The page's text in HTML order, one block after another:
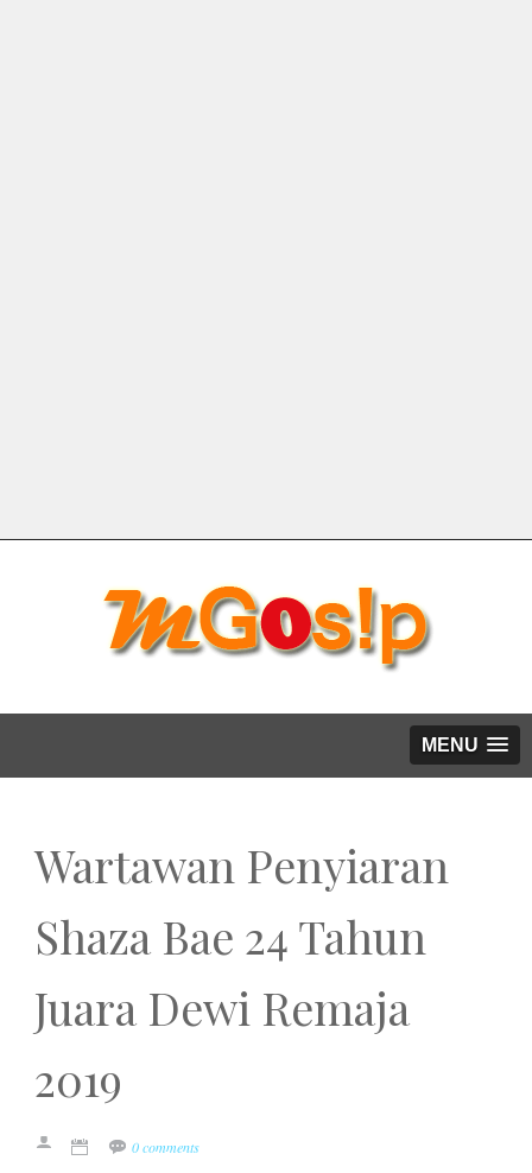
MENU
Wartawan Penyiaran
Shaza Bae 24 Tahun
Juara Dewi Remaja
2019
0 comments